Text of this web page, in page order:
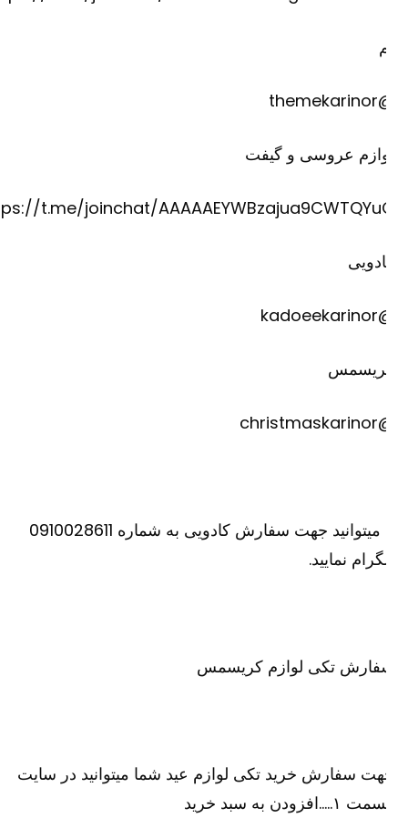
عروسی و گیفت
https://t.me/joinchat/
یا میتوانید جهت سفارش کادویی به شماره 0910028611
نمایید.
تکی لوازم کریسمس
سفارش خرید تکی لوازم عید شما میتوانید در سایت
به سبد خرید